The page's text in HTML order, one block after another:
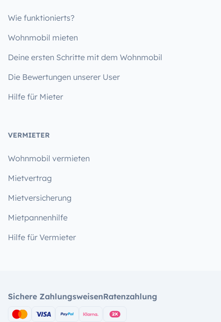
Wie funktionierts?
Wohnmobil mieten
Deine ersten Schritte mit dem Wohnmobil
Die Bewertungen unserer User
Hilfe für Mieter
VERMIETER
Wohnmobil vermieten
Mietvertrag
Mietversicherung
Mietpannenhilfe
Hilfe für Vermieter
Sichere ZahlungsweisenRatenzahlung